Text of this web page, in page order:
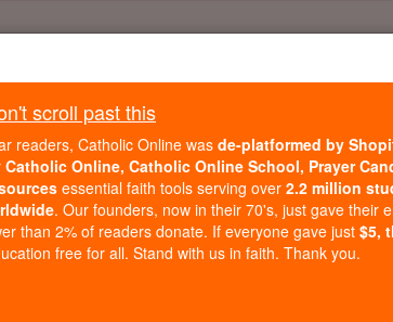
Daily Reading for Thursday, October ...
of the Rosary
Salmos -
scroll past this
readers, Catholic Online was de-platformed by
Catholic Online, Catholic Online School, Prayer
essential faith tools serving over 2.2 million
. Our founders, now in their 70's, just gave their
than 2% of readers donate. If everyone gave just $5,
free for all. Stand with us in faith. Thank you.